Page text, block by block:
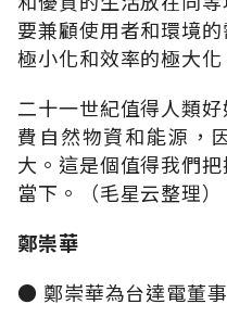
要兼顧使用者和環境
極小化和效率的極大化
二十一世紀值得人類
費自然物資和能源，
大。這是個值得我們
當下。（毛星云整理）
鄭崇華
● 鄭崇華為台達電董